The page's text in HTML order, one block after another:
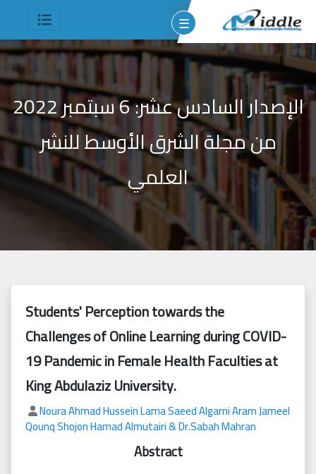
جميع
Mejsp.com
☰
الإصدار السادس عشر: 6 سبتمبر 2022
من مجلة الشرق الأوسط للنشر
العلمي
Students' Perception towards the
Challenges of Online Learning during COVID-
19 Pandemic in Female Health Faculties at
King Abdulaziz University.
Noura Ahmad HusseinLama Saeed AlgarniAram Jameel
QounqShojon Hamad Almutairi & Dr.Sabah Mahran
Abstract